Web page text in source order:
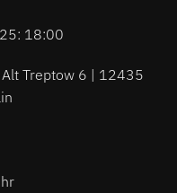
18:00
Treptow 6 | 12435